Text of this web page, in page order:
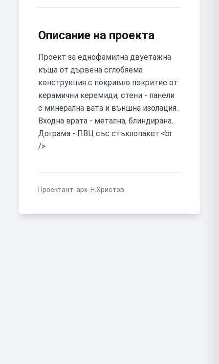
Описание на проекта
Проект за еднофамилна двуетажна
къща от дървена сглобяема
конструкция с покривно покритие от
керамични керемиди, стени - панели
с минерална вата и външна изолация.
Входна врата - метална, блиндирана.
Дограма - ПВЦ със стъклопакет.<br
/>
Проектант:арх. Н.Христов